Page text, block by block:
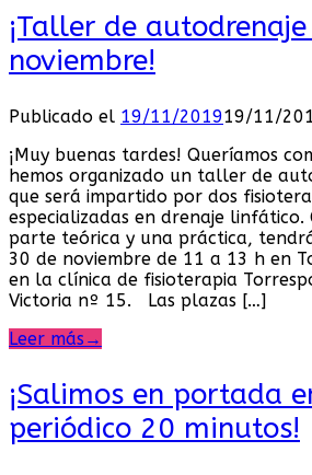
¡Taller de
noviembre!
Publicado el 19/11/201919/11/
¡Muy buenas tardes! Queríamos
hemos organizado un taller de
que será impartido por dos
especializadas en drenaje linfático.
parte teórica y una práctica,
30 de noviembre de 11 a 13 h en
en la clínica de fisioterapia
Victoria nº 15. Las plazas […]
Leer más →
¡Salimos en portada
periódico 20 minutos!